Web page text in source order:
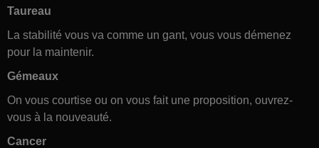
Taureau
La stabilité vous va comme un gant, vous vous démenez
pour la maintenir.
Gémeaux
On vous courtise ou on vous fait une proposition, ouvrez-
vous à la nouveauté.
Cancer